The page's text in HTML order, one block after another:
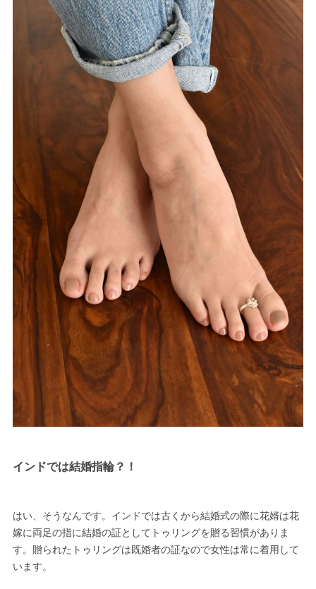
インドでは結婚指輪？！
はい、そうなんです。インドでは古くから結婚式の際に花婿は花
嫁に両足の指に結婚の証としてトゥリングを贈る習慣がありま
す。贈られたトゥリングは既婚者の証なので女性は常に着用して
います。